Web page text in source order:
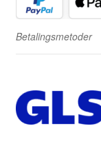
Betalingsmetoder